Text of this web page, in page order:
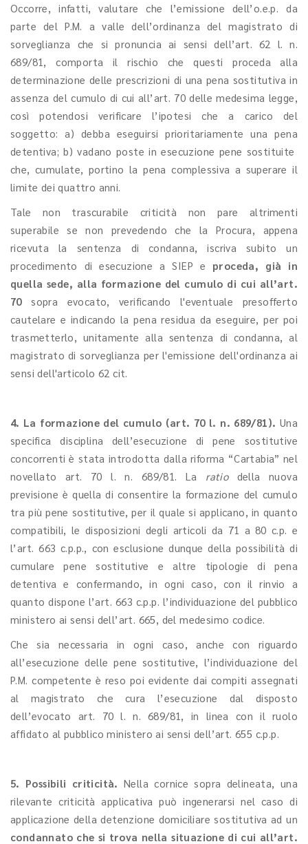
Occorre, infatti, valutare che l’emissione dell’o.e.p. da
parte del P.M. a valle dell’ordinanza del magistrato di
sorveglianza che si pronuncia ai sensi dell’art. 62 l. n.
689/81, comporta il rischio che questi proceda alla
determinazione delle prescrizioni di una pena sostitutiva in
assenza del cumulo di cui all’art. 70 delle medesima legge,
così potendosi verificare l’ipotesi che a carico del
soggetto: a) debba eseguirsi prioritariamente una pena
detentiva; b) vadano poste in esecuzione pene sostituite
che, cumulate, portino la pena complessiva a superare il
limite dei quattro anni.
Tale non trascurabile criticità non pare altrimenti
superabile se non prevedendo che la Procura, appena
ricevuta la sentenza di condanna, iscriva subito un
procedimento di esecuzione a SIEP e proceda, già in
quella sede, alla formazione del cumulo di cui all’art.
70sopra evocato, verificando l'eventuale presofferto
cautelare e indicando la pena residua da eseguire, per poi
trasmetterlo, unitamente alla sentenza di condanna, al
magistrato di sorveglianza per l'emissione dell'ordinanza ai
sensi dell'articolo 62 cit.
4. La formazione del cumulo (art. 70 l. n. 689/81). Una
specifica disciplina dell’esecuzione di pene sostitutive
concorrenti è stata introdotta dalla riforma “Cartabia” nel
novellato art. 70 l. n. 689/81. La ratiodella nuova
previsione è quella di consentire la formazione del cumulo
tra più pene sostitutive, per il quale si applicano, in quanto
compatibili, le disposizioni degli articoli da 71 a 80 c.p. e
l’art. 663 c.p.p., con esclusione dunque della possibilità di
cumulare pene sostitutive e altre tipologie di pena
detentiva e confermando, in ogni caso, con il rinvio a
quanto dispone l’art. 663 c.p.p. l’individuazione del pubblico
ministero ai sensi dell’art. 665, del medesimo codice.
Che sia necessaria in ogni caso, anche con riguardo
all’esecuzione delle pene sostitutive, l’individuazione del
P.M. competente è reso poi evidente dai compiti assegnati
al magistrato che cura l’esecuzione dal disposto
dell’evocato art. 70 l. n. 689/81, in linea con il ruolo
affidato al pubblico ministero ai sensi dell’art. 655 c.p.p.
5. Possibili criticità.Nella cornice sopra delineata, una
rilevante criticità applicativa può ingenerarsi nel caso di
applicazione della detenzione domiciliare sostitutiva ad un
condannato che si trova nella situazione di cui all’art.